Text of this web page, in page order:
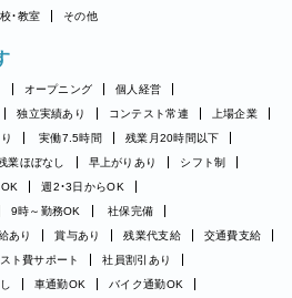
・教室 その他
オープニング
個人経営
独立実績あり コンテスト常連
上場企業
実働7.5時間
残業月20時間以下
業ほぼなし 早上がりあり
シフト制
週2・3日からOK
9時～勤務OK
社保完備
あり 賞与あり 残業代支給
交通費支給
ト費サポート
社員割引あり
車通勤OK
バイク通勤OK